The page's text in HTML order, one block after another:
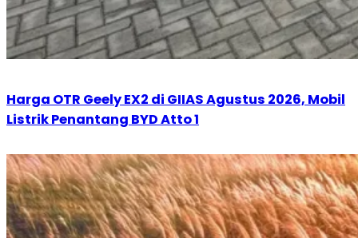
Harga OTR Geely EX2 di GIIAS Agustus 2026, Mobil
Listrik Penantang BYD Atto 1